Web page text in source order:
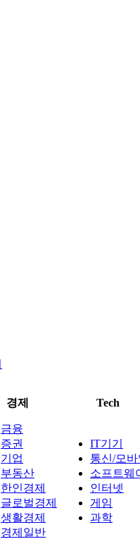
경제 Tech
금융
증권
기업
부동산
한인경제
글로벌경제
생활경제
경제일반
IT기기
통신/모
소프트웨
인터넷
게임
과학